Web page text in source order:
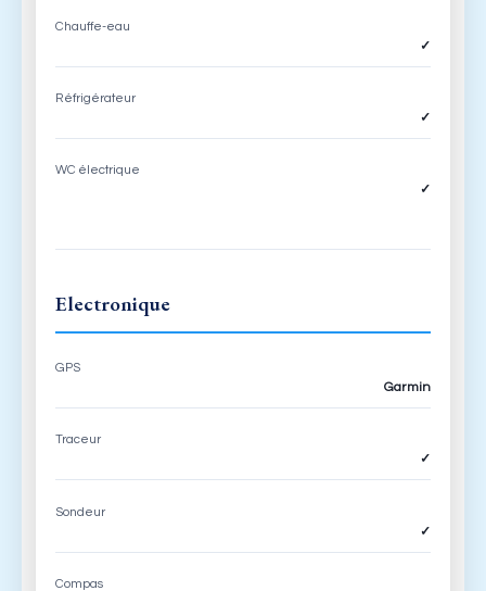
Chauffe-eau
✓
Réfrigérateur
✓
WC électrique
✓
Electronique
GPS
Garmin
Traceur
✓
Sondeur
✓
Compas